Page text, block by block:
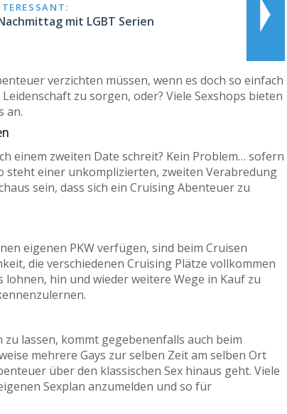
mit LGBT Serien
verzichten müssen, wenn es doch so einfach
zu sorgen, oder? Viele Sexshops bieten
an.
einem zweiten Date schreit? Kein Problem… sofern
steht einer unkomplizierten, zweiten Verabredung
sein, dass sich ein Cruising Abenteuer zu
eigenen PKW verfügen, sind beim Cruisen
die verschiedenen Cruising Plätze vollkommen
hin und wieder weitere Wege in Kauf zu
lassen, kommt gegebenenfalls auch beim
mehrere Gays zur selben Zeit am selben Ort
über den klassischen Sex hinaus geht. Viele
Sexplan anzumelden und so für